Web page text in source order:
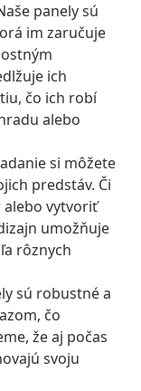
panely sú
im zaručuje
ich
čo ich robí
alebo
si môžete
predstáv. Či
vytvoriť
umožňuje
rôznych
sú robustné a
čo
že aj počas
svoju